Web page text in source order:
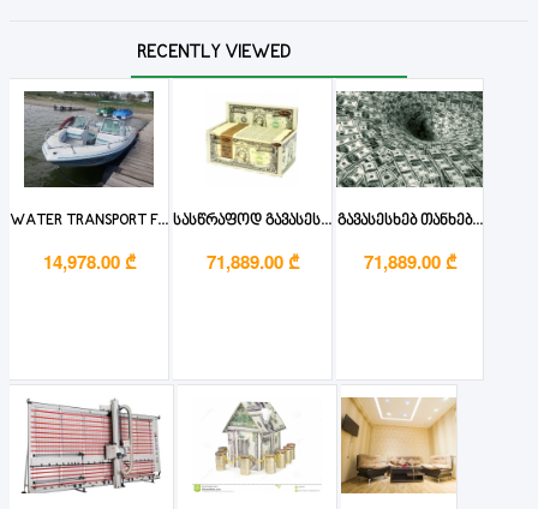
RECENTLY VIEWED
WATER TRANSPORT F...
14,978.00 ₾
სასწრაფოდ გავასეს...
71,889.00 ₾
გავასესხებ თანხებ...
71,889.00 ₾